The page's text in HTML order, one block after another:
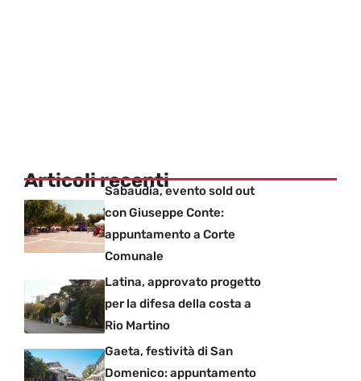
Articoli recentiSabaudia, evento sold out
con Giuseppe Conte:
appuntamento a Corte
Comunale
Latina, approvato progetto
per la difesa della costa a
Rio Martino
Gaeta, festività di San
Domenico: appuntamento